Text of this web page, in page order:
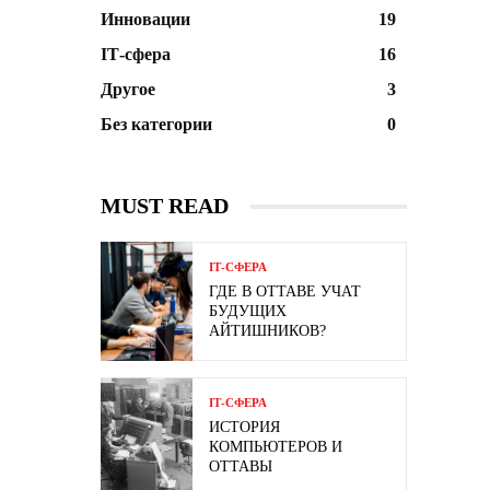
Инновации
19
ІТ-сфера
16
Другое
3
Без категории
0
MUST READ
ІТ-СФЕРА
ГДЕ В ОТТАВЕ УЧАТ
БУДУЩИХ
АЙТИШНИКОВ?
ІТ-СФЕРА
ИСТОРИЯ
КОМПЬЮТЕРОВ И
ОТТАВЫ